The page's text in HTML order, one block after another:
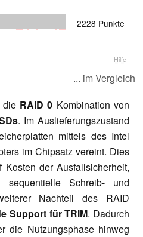
2228 Punkte
Hilfe
... im Vergleich
die RAID 0 Kombination von
. Im Auslieferungszustand
mittels des Intel
im Chipsatz vereint. Dies
der Ausfallsicherheit,
sequentielle Schreib- und
Nachteil des RAID
Support für TRIM. Dadurch
die Nutzungsphase hinweg